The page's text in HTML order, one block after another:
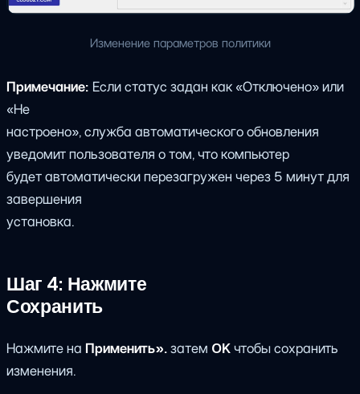
Изменение параметров политики
Примечание: Если статус задан как «Отключено» или
«Не
настроено», служба автоматического обновления
уведомит пользователя о том, что компьютер
будет автоматически перезагружен через 5 минут для
завершения
установка.
Шаг 4: Нажмите
Сохранить
Нажмите на Применить».затем OKчтобы сохранить
изменения.